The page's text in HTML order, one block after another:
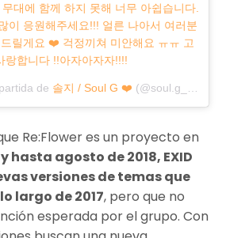
대에 함께 하지 못해 너무 아쉽습니다.
이 응원해주세요!!! 얼른 나아서 여러분
릴게요 ❤️ 걱정끼쳐 미안해요 ㅠㅠ 고
랑합니다 !!아자아자자!!!!
de 솔지 / Soul G ❤️ (@soul.g_heo) el
Re:Flower es un proyecto en
hasta agosto de 2018, EXID
versiones de temas que
largo de 2017, pero que no
esperada por el grupo. Con